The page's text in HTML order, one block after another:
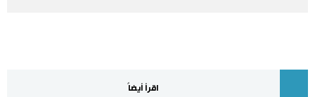
سياسة
اقرأ أيضاً